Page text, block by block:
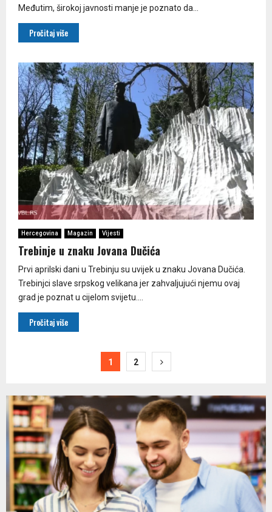
Međutim, širokoj javnosti manje je poznato da...
Pročitaj više
Hercegovina Magazin Vijesti
Trebinje u znaku Jovana Dučića
Prvi aprilski dani u Trebinju su uvijek u znaku Jovana Dučića.
Trebinjci slave srpskog velikana jer zahvaljujući njemu ovaj
grad je poznat u cijelom svijetu....
Pročitaj više
1 2